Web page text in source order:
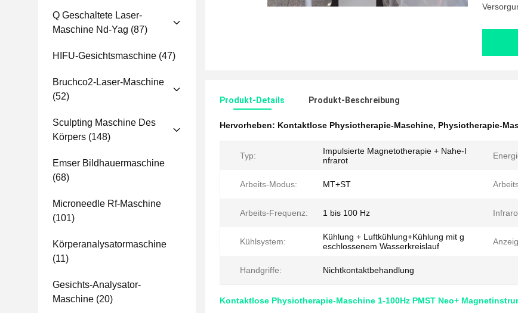
Q Geschaltete Laser-
Maschine Nd-Yag (87)
HIFU-Gesichtsmaschine (47)
Bruchco2-Laser-Maschine
(52)
Sculpting Maschine Des
Körpers (148)
Emser Bildhauermaschine
(68)
Microneedle Rf-Maschine
(101)
Körperanalysatormaschine
(11)
Gesichts-Analysator-
Maschine (20)
Produkt-Details Produkt-Beschreibung
Hervorheben: Kontaktlose Physiotherapie-Maschine, Physiotherapie-
Typ:
Impulsierte Magnetotherapie + Nahe-I
nfrarot
Arbeits-Modus: MT+ST
Arbeits-Frequenz: 1 bis 100 Hz
Kühlsystem:
Kühlung + Luftkühlung+Kühlung mit g
eschlossenem Wasserkreislauf
Handgriffe: Nichtkontaktbehandlung
Kontaktlose Physiotherapie-Maschine 1-100Hz PMST Neo+